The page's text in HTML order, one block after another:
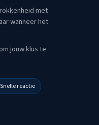
met
wanneer het
jouw klus te
Snelle reactie